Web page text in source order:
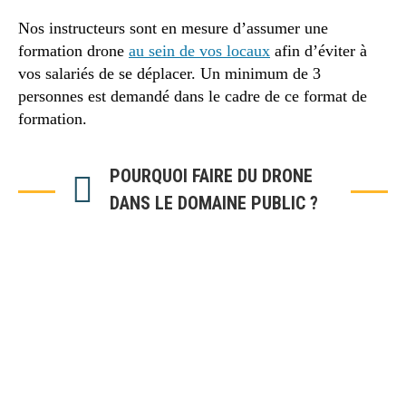
Nos instructeurs sont en mesure d’assumer une
formation drone au sein de vos locaux afin d’éviter à
vos salariés de se déplacer. Un minimum de 3
personnes est demandé dans le cadre de ce format de
formation.
POURQUOI FAIRE DU DRONE
DANS LE DOMAINE PUBLIC ?